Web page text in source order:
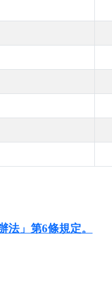
法」第6條規定。